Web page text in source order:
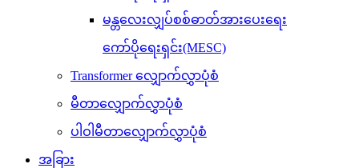
မန္တလေးလျှပ်စစ်ဓာတ်အားပေးရေး
ကော်ပိုရေးရှင်း(MESC)
Transformer လျှောက်လွှာပုံစံ
မီတာလျှောက်လွှာပုံစံ
ပါဝါမီတာလျှောက်လွှာပုံစံ
အခြား